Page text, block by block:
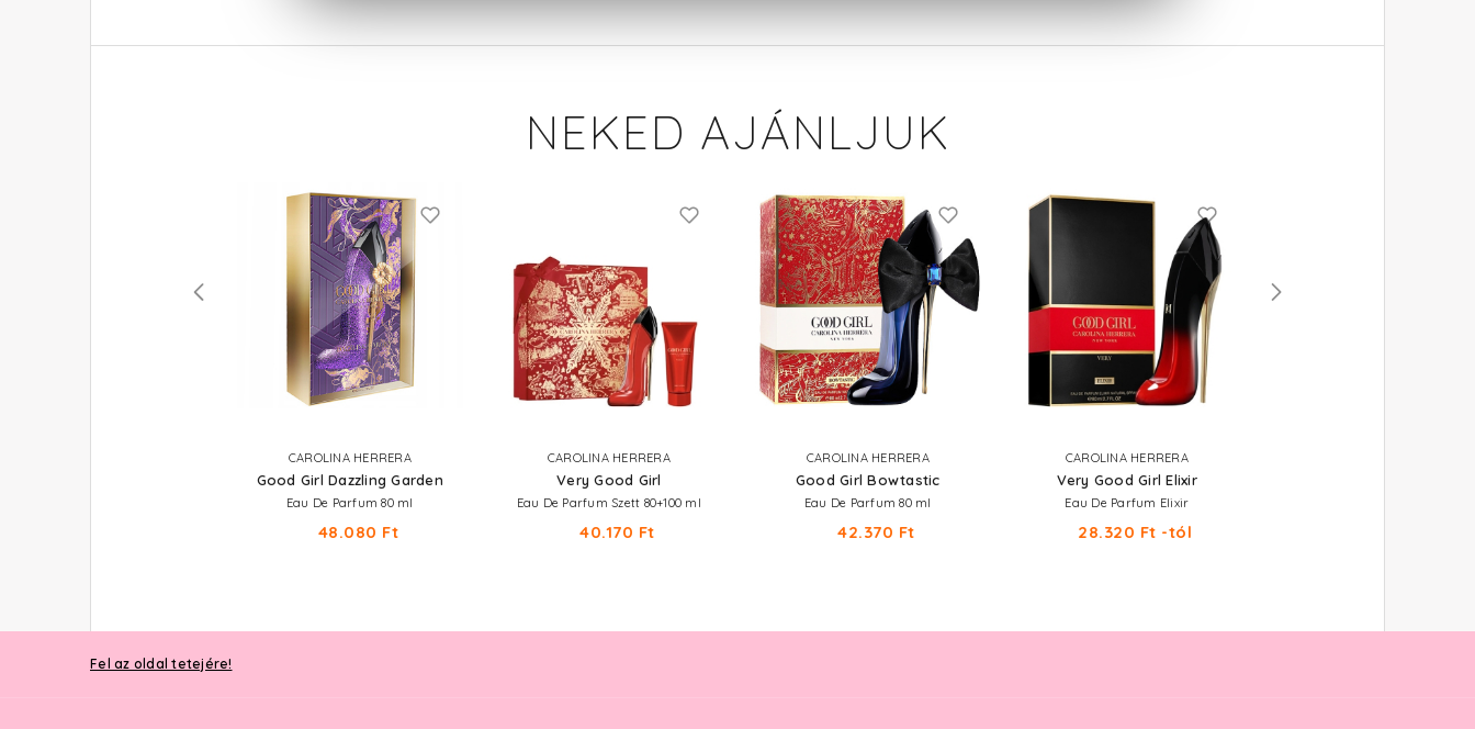
NEKED AJÁNLJUK
CAROLINA HERRERA
Good Girl Dazzling Garden
Eau De Parfum 80 ml
48.080 Ft
CAROLINA HERRERA
Very Good Girl
Eau De Parfum Szett 80+100 ml
40.170 Ft
CAROLINA HERRERA
Good Girl Bowtastic
Eau De Parfum 80 ml
42.370 Ft
CAROLINA HERRERA
Very Good Girl Elixir
Eau De Parfum Elixir
28.320 Ft -tól
Fel az oldal tetejére!